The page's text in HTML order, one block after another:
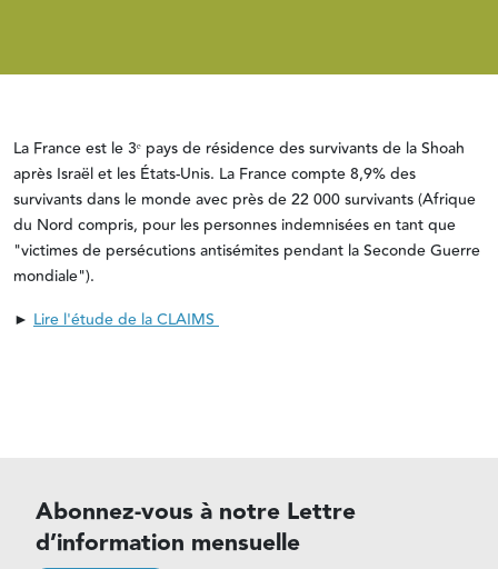
La France est le 3ᵉ pays de résidence des survivants de la Shoah
après Israël et les États-Unis. La France compte 8,9% des
survivants dans le monde avec près de 22 000 survivants (Afrique
du Nord compris, pour les personnes indemnisées en tant que
"victimes de persécutions antisémites pendant la Seconde Guerre
mondiale").
► Lire l'étude de la CLAIMS
Abonnez-vous à notre Lettre
d’information mensuelle